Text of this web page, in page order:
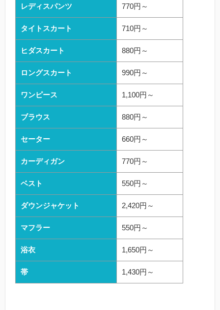
レディスパンツ 770円～
タイトスカート 710円～
ヒダスカート 880円～
ロングスカート 990円～
ワンピース 1,100円～
ブラウス 880円～
セーター 660円～
カーディガン 770円～
ベスト 550円～
ダウンジャケット 2,420円～
マフラー 550円～
浴衣 1,650円～
帯 1,430円～